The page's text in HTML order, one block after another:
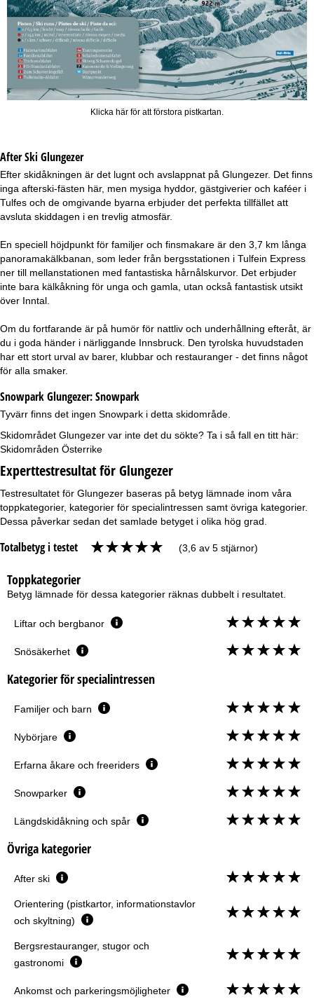
Klicka här för att förstora pistkartan.
After Ski Glungezer
Efter skidåkningen är det lugnt och avslappnat på Glungezer. Det finns
inga afterski-fästen här, men mysiga hyddor, gästgiverier och kaféer i
Tulfes och de omgivande byarna erbjuder det perfekta tillfället att
avsluta skiddagen i en trevlig atmosfär.
En speciell höjdpunkt för familjer och finsmakare är den 3,7 km långa
panoramakälkbanan, som leder från bergsstationen i Tulfein Express
ner till mellanstationen med fantastiska hårnålskurvor. Det erbjuder
inte bara kälkåkning för unga och gamla, utan också fantastisk utsikt
över Inntal.
Om du fortfarande är på humör för nattliv och underhållning efteråt, är
du i goda händer i närliggande Innsbruck. Den tyrolska huvudstaden
har ett stort urval av barer, klubbar och restauranger - det finns något
för alla smaker.
Snowpark Glungezer:Snowpark
Tyvärr finns det ingen Snowpark i detta skidområde.
Skidområdet Glungezer var inte det du sökte? Ta i så fall en titt här:
Skidområden Österrike
Experttestresultat för Glungezer
Testresultatet för Glungezer baseras på betyg lämnade inom våra
toppkategorier, kategorier för specialintressen samt övriga kategorier.
Dessa påverkar sedan det samlade betyget i olika hög grad.
Totalbetyg i testet (3,6 av 5 stjärnor)
Toppkategorier
Betyg lämnade för dessa kategorier räknas dubbelt i resultatet.
Liftar och bergbanor
Snösäkerhet
Kategorier för specialintressen
Familjer och barn
Nybörjare
Erfarna åkare och freeriders
Snowparker
Längdskidåkning och spår
Övriga kategorier
After ski
Orientering (pistkartor, informationstavlor
och skyltning)
Bergsrestauranger, stugor och
gastronomi
Ankomst och parkeringsmöjligheter